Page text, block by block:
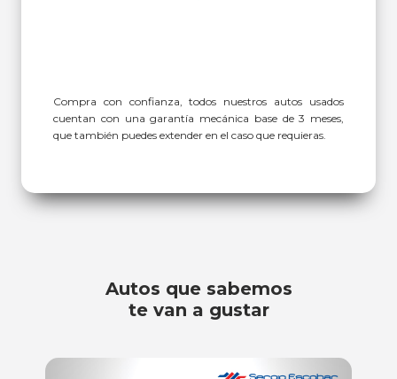
Compra con confianza, todos nuestros autos usados
cuentan con una garantía mecánica base de 3 meses,
que también puedes extender en el caso que requieras.
Autos que sabemos
te van a gustar